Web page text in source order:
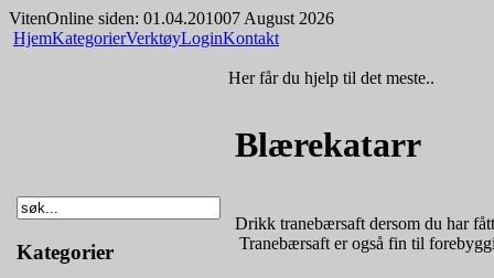
VitenOnline siden: 01.04.201007 August 2026
HjemKategorierVerktøyLoginKontakt
Kategorier
Her får du hjelp til det meste..
Blærekatarr
Drikk tranebærsaft dersom du har
Tranebærsaft er også fin til